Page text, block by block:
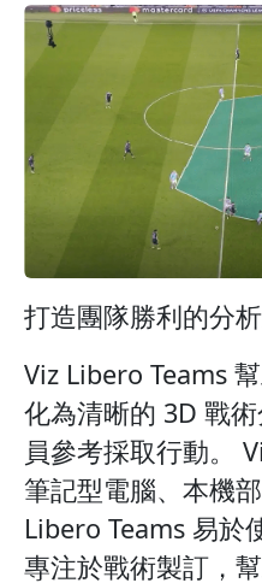
打造團隊勝利的分
Viz Libero Teams
化為清晰的 3D 戰
員參考採取行動。
筆記型電腦、本機
Libero Teams 易於
專注於戰術製訂，